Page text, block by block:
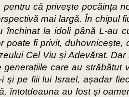
pentru că privește pocăința
mai largă. În chipul
închinat la idoli până L-au
poate fi privit,
Cel Viu și Adevărat.
generațiile care au
și pe fiii lui Israel, așadar
întotdeauna au fost și